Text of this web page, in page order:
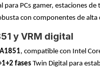
para PCs gamer, estaciones
con componentes de alta
y VRM digital
, compatible con Intel
fases Twin Digital para